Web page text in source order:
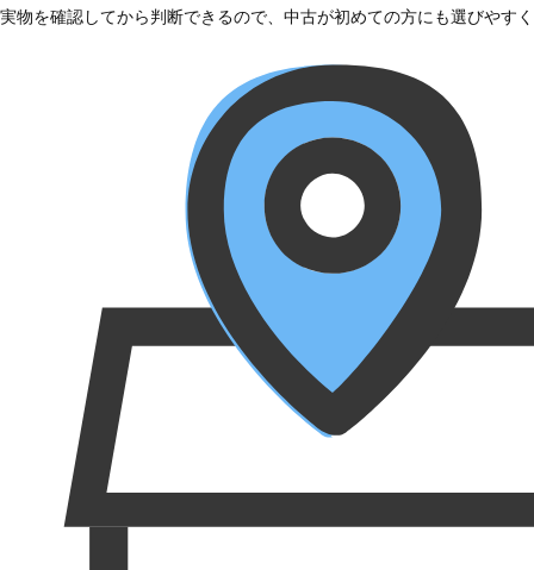
実物を確認してから判断できるので、中古が初めての方にも選びやす